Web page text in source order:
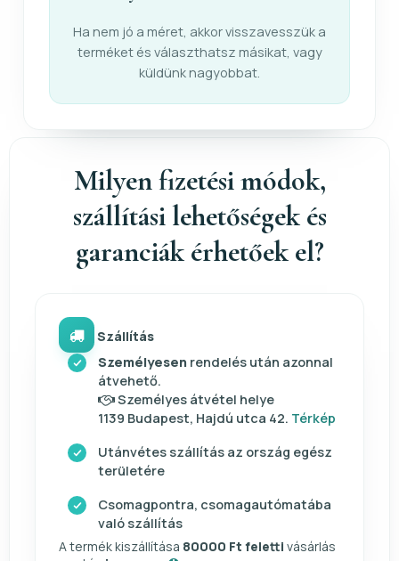
Ha nem jó a méret, akkor visszavesszük a
terméket és választhatsz másikat, vagy
küldünk nagyobbat.
Milyen fizetési módok,
szállítási lehetőségek és
garanciák érhetőek el?
Szállítás
Személyesen rendelés után azonnal
átvehető.
Személyes átvétel helye
1139 Budapest, Hajdú utca 42. Térkép
Utánvétes szállítás az ország egész
területére
Csomagpontra, csomagautómatába
való szállítás
A termék kiszállítása 80000 Ft feletti vásárlás